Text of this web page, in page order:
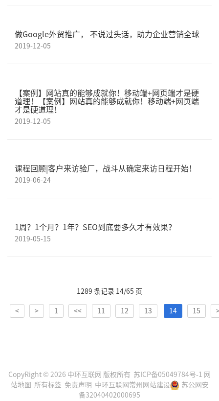
做Google外贸推广， 不说过头话，助力企业营销全球
2019-12-05
【案例】网站真的能够成就你！移动端+网页端才是硬
道理！【案例】网站真的能够成就你！移动端+网页端
才是硬道理！
2019-12-05
课程回顾|客户来访验厂，战斗从确定来访日程开始！
2019-06-24
1周？1个月？1年？SEO到底要多久才有效果？
2019-05-15
1289 条记录 14/65 页
< > 1 << 11 12 13 14 15
CopyRight © 2026 中环互联网 版权所有 苏ICP备05049784号-1
网
站地图
所有标签 免责声明 中环互联网 常州网站建设
苏公网安
备32040402000695